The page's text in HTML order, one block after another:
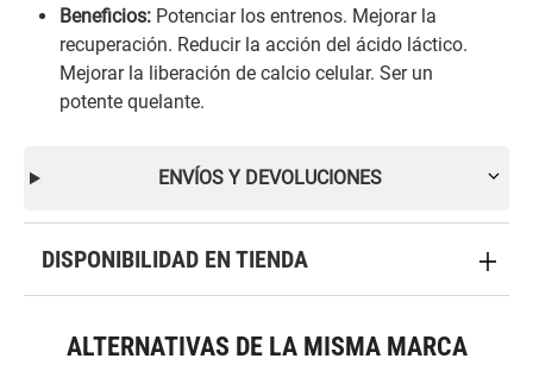
Beneficios: Potenciar los entrenos. Mejorar la
recuperación. Reducir la acción del ácido láctico.
Mejorar la liberación de calcio celular. Ser un
potente quelante.
ENVÍOS Y DEVOLUCIONES
DISPONIBILIDAD EN TIENDA
ALTERNATIVAS DE LA MISMA MARCA